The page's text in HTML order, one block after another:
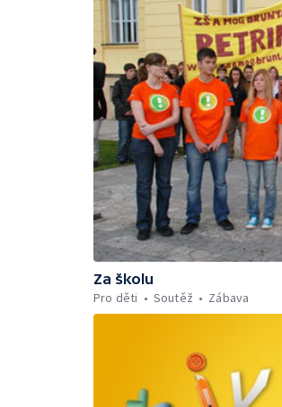
Za školu
Pro děti
Soutěž Zábava